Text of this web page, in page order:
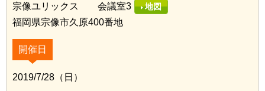
宗像ユリックス 会議室3 地図
福岡県宗像市久原400番地
開催日
2019/7/28（日）